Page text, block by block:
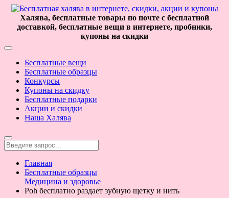
Халява, бесплатные товары по почте с бесплатной
доставкой, бесплатные вещи в интернете, пробники,
купоны на скидки
Бесплатные вещи
Бесплатные образцы
Конкурсы
Купоны на скидку
Бесплатные подарки
Акции и скидки
Наша Халява
Главная
Бесплатные образцы
Медицина и здоровье
Poh бесплатно раздает зубную щетку и нить